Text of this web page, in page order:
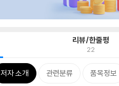
리뷰/한줄평
22
저자 소개 관련분류 품목정보